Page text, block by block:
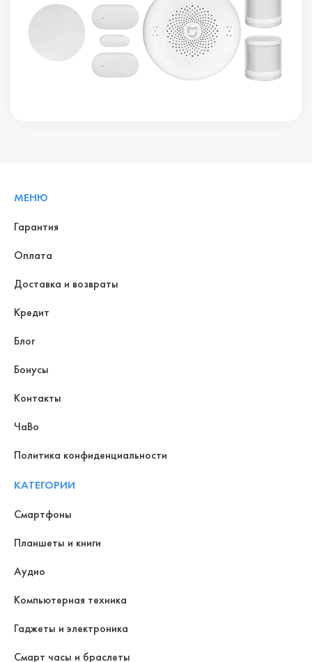
МЕНЮ
Гарантия
Оплата
Доставка и возвраты
Кредит
Блог
Бонусы
Контакты
ЧаВо
Политика конфиденциальности
КАТЕГОРИИ
Смартфоны
Планшеты и книги
Аудио
Компьютерная техника
Гаджеты и электроника
Смарт часы и браслеты